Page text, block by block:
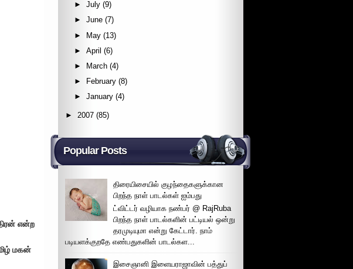
என்ற
மகன்
►July (9)
►June (7)
► May (13)
►April (6)
►
March (4)
►
February (8)
►January (4)
► 2007 (85)
Popular Posts
திரையிசையில் குழந்தைகளுக்கான
பிறந்த நாள் பாடல்கள் ஐம்பது
ட்விட்டர் வழியாக நண்பர் @ RajRuba
பிறந்த நாள் பாடல்களின் பட்டியல் ஒன்று
தரமுடியுமா என்று கேட்டார். நாம்
படியளக்குறதே எண்பதுகளின் பாடல்கள...
இசைஞானி இளையராஜாவின் பத்துப்